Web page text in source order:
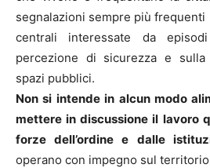
segnalazioni sempre più frequenti
centrali interessate da
percezione di sicurezza e
spazi pubblici.
Non si intende in alcun modo
mettere in discussione il lavoro
forze dell’ordine e dalle
operano con impegno sul